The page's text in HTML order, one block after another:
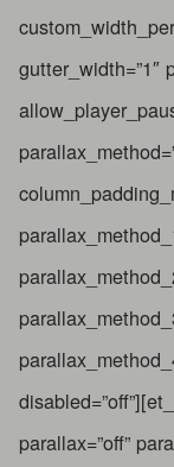
gutter_width=”1″
parallax=”off”